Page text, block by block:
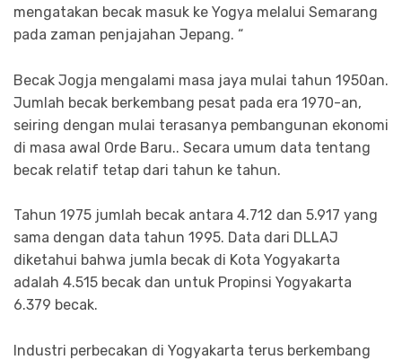
mengatakan becak masuk ke Yogya melalui Semarang
pada zaman penjajahan Jepang. “
Becak Jogja mengalami masa jaya mulai tahun 1950an.
Jumlah becak berkembang pesat pada era 1970-an,
seiring dengan mulai terasanya pembangunan ekonomi
di masa awal Orde Baru.. Secara umum data tentang
becak relatif tetap dari tahun ke tahun.
Tahun 1975 jumlah becak antara 4.712 dan 5.917 yang
sama dengan data tahun 1995. Data dari DLLAJ
diketahui bahwa jumla becak di Kota Yogyakarta
adalah 4.515 becak dan untuk Propinsi Yogyakarta
6.379 becak.
Industri perbecakan di Yogyakarta terus berkembang